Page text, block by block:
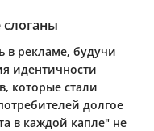
рекламе, будучи
идентичности
которые стали
долгое
в каждой капле" не